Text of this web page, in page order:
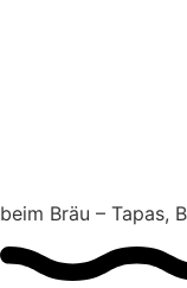
beim Bräu – Tapas,